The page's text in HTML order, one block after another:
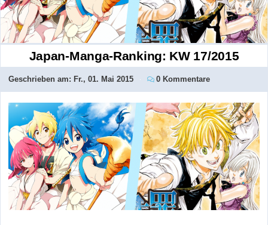
Japan-Manga-Ranking: KW 17/2015
Geschrieben am: Fr., 01. Mai 2015 0 Kommentare